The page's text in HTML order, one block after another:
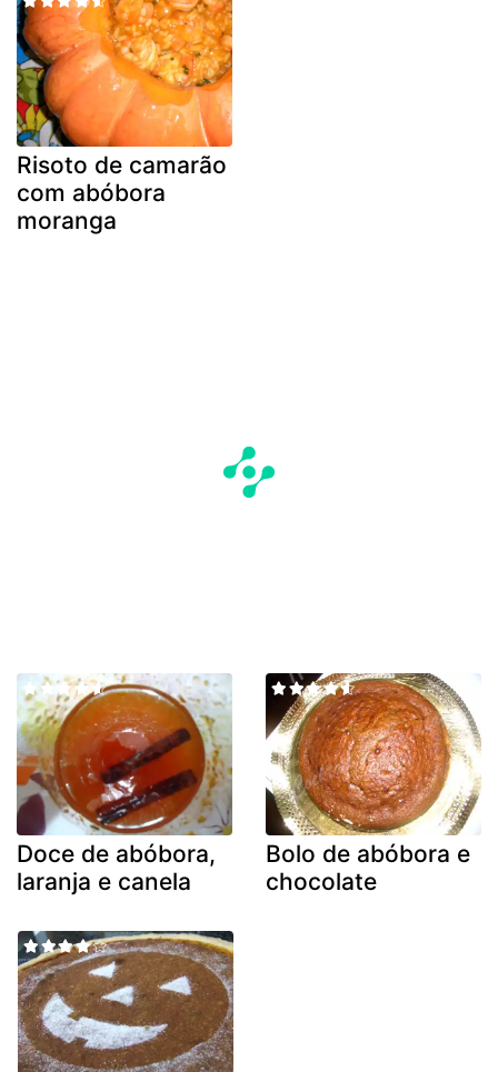
Risoto de camarão
com abóbora
moranga
Doce de abóbora,
laranja e canela
Bolo de abóbora e
chocolate